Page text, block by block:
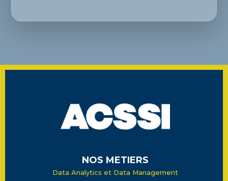
NOS METIERS
Data Analytics et Data Management